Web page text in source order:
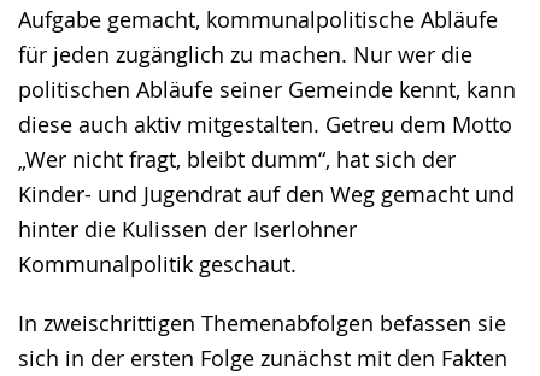
Aufgabe gemacht, kommunalpolitische Abläufe
für jeden zugänglich zu machen. Nur wer die
politischen Abläufe seiner Gemeinde kennt, kann
diese auch aktiv mitgestalten. Getreu dem Motto
„Wer nicht fragt, bleibt dumm“, hat sich der
Kinder- und Jugendrat auf den Weg gemacht und
hinter die Kulissen der Iserlohner
Kommunalpolitik geschaut.
In zweischrittigen Themenabfolgen befassen sie
sich in der ersten Folge zunächst mit den Fakten